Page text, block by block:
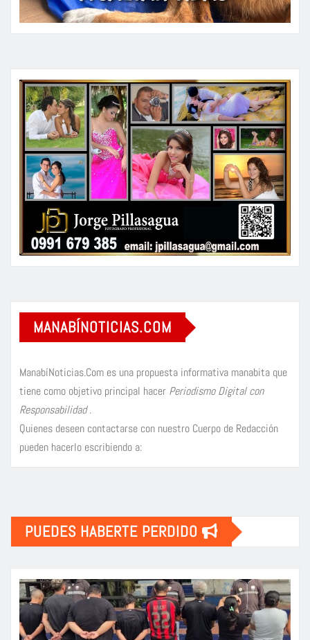
MANABÍNOTICIAS.COM
ManabíNoticias.Com es una propuesta informativa manabita que
tiene como objetivo principal hacer Periodismo Digital con
Responsabilidad.
Quienes deseen contactarse con nuestro Cuerpo de Redacción
pueden hacerlo escribiendo a:
PUEDES HABERTE PERDIDO